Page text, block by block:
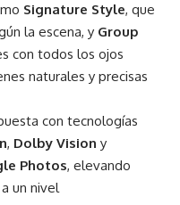
Signature Style, que
la escena, y Group
con todos los ojos
naturales y precisas
con tecnologías
, Dolby Vision y
Photos, elevando
un nivel